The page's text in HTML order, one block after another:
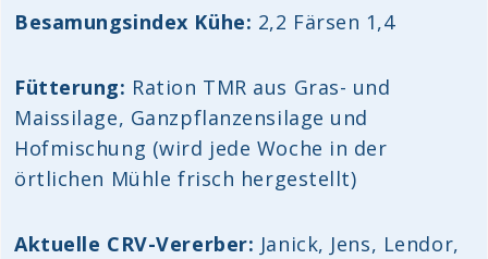
Besamungsindex Kühe: 2,2 Färsen 1,4
Fütterung: Ration TMR aus Gras- und
Maissilage, Ganzpflanzensilage und
Hofmischung (wird jede Woche in der
örtlichen Mühle frisch hergestellt)
Aktuelle CRV-Vererber: Janick, Jens, Lendor,